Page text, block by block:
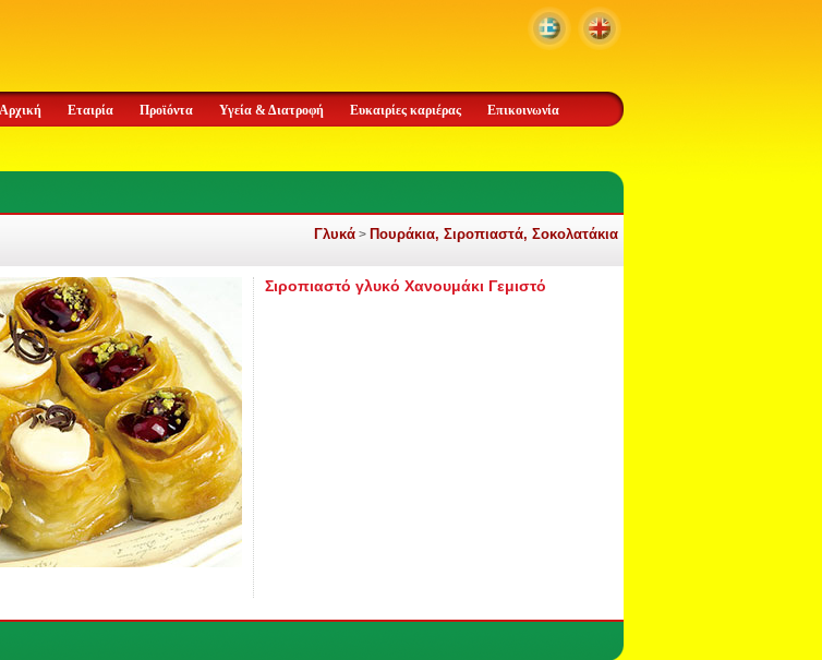
Αρχική Εταιρία Προϊόντα Υγεία & Διατροφή Ευκαιρίες καριέρας Επικοινωνία
Γλυκά > Πουράκια, Σιροπιαστά, Σοκολατάκια
Σιροπιαστό γλυκό Χανουμάκι Γεμιστό